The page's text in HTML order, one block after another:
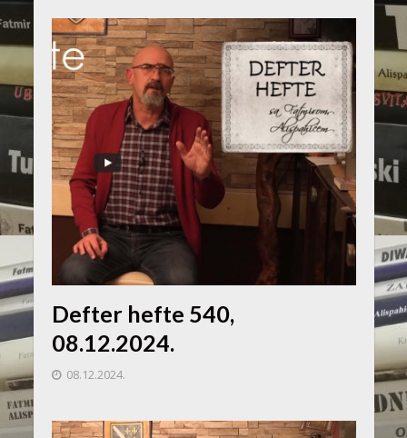
Defter hefte 540,
08.12.2024.
08.12.2024.